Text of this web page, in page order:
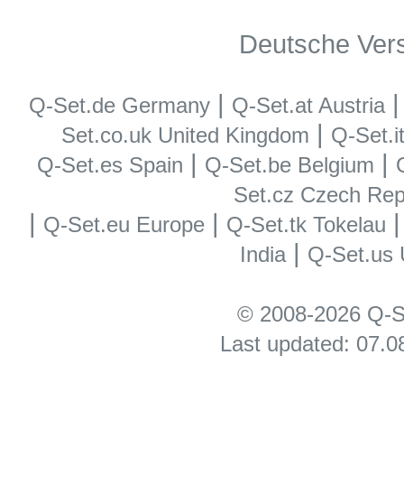
Deutsche
Q-Set.de Germany| Q-Set.at Austria
Set.co.uk United Kingdom | Q-
Q-Set.es Spain | Q-Set.be Belgium |
Set.cz Czech
| Q-Set.eu Europe| Q-Set.tk Tokelau
India| Q-Set.us
© 2008-2026 Q-
Last updated: